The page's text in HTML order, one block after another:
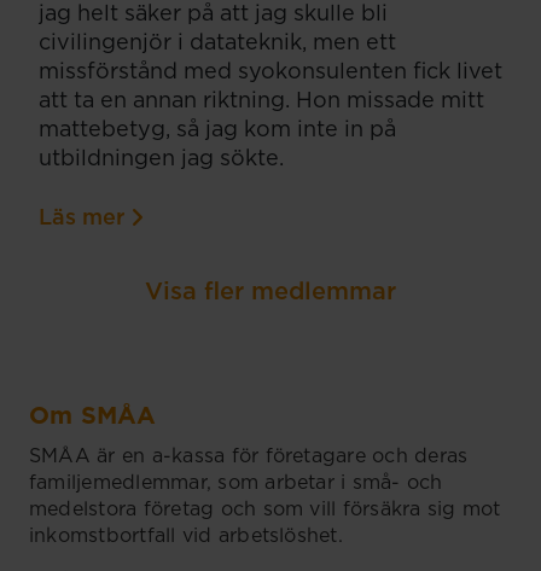
jag helt säker på att jag skulle bli
civilingenjör i datateknik, men ett
missförstånd med syokonsulenten fick livet
att ta en annan riktning. Hon missade mitt
mattebetyg, så jag kom inte in på
utbildningen jag sökte.
Läs mer
Visa fler medlemmar
Om SMÅA
SMÅA är en a-kassa för företagare och deras
familjemedlemmar, som arbetar i små- och
medelstora företag och som vill försäkra sig mot
inkomstbortfall vid arbetslöshet.